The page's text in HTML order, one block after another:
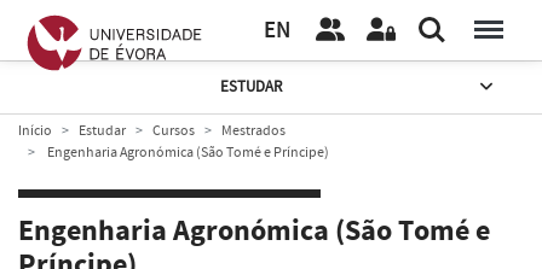
EN
ESTUDAR
Início Estudar Cursos
Mestrados
Engenharia Agronómica (São Tomé e Príncipe)
Engenharia Agronómica (São Tomé e